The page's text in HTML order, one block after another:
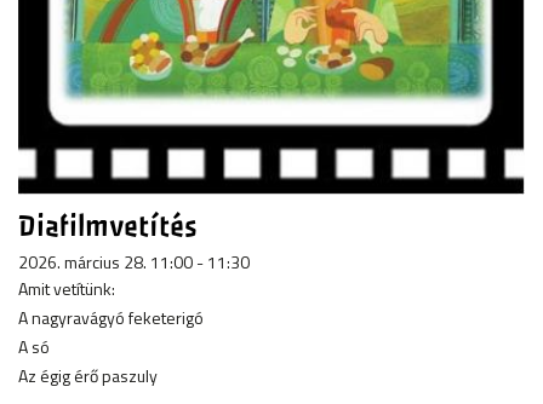
Diafilmvetítés
2026. március 28. 11:00 - 11:30
Amit vetítünk:
A nagyravágyó feketerigó
A só
Az égig érő paszuly